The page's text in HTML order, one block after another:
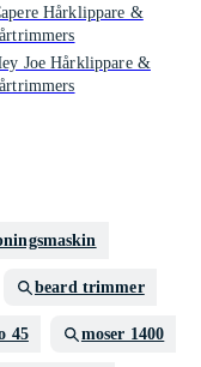
Hårklippare &
Joe Hårklippare &
beard trimmer
45 moser 1400